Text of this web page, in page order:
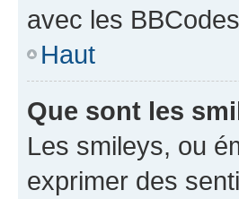
avec les
Haut
Que sont les
Les smileys, ou
exprimer des